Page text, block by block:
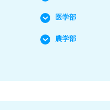
医学部
農学部